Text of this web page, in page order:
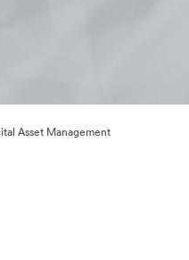
Asset Management